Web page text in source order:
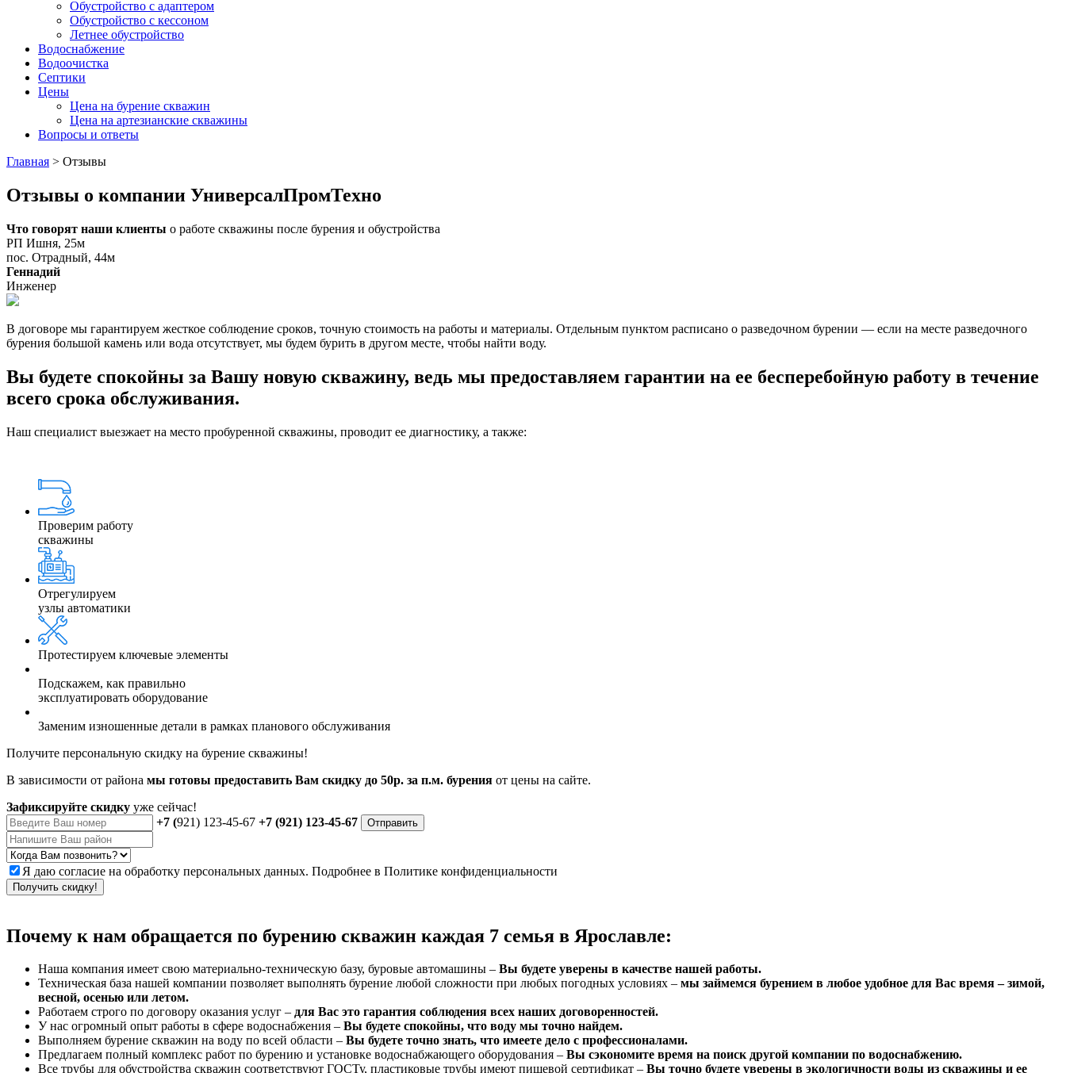
Обустройство с адаптером
Обустройство с кессоном
Летнее обустройство
Водоснабжение
Водоочистка
Септики
Цены
Цена на бурение скважин
Цена на артезианские скважины
Вопросы и ответы
Главная > Отзывы
Отзывы о компании УниверсалПромТехно
Что говорят наши клиенты о работе скважины после бурения и обустройства
РП Ишня, 25м
пос. Отрадный, 44м
Геннадий
Инженер
В договоре мы гарантируем жесткое соблюдение сроков, точную стоимость на работы и материалы. Отдельным пунктом расписано о разведочном бурении — если на месте разведочного
бурения большой камень или вода отсутствует, мы будем бурить в другом месте, чтобы найти воду.
Вы будете спокойны за Вашу новую скважину, ведь мы предоставляем гарантии на ее бесперебойную работу в течение
всего срока обслуживания.
Наш специалист выезжает на место пробуренной скважины, проводит ее диагностику, а также:
Проверим работу
скважины
Отрегулируем
узлы автоматики
Протестируем ключевые элементы
Подскажем, как правильно
эксплуатировать оборудование
Заменим изношенные детали в рамках планового обслуживания
Получите персональную скидку на бурение скважины!
В зависимости от района мы готовы предоставить Вам скидку до 50р. за п.м. бурения от цены на сайте.
Зафиксируйте скидку уже сейчас!
+7 (921) 123-45-67 +7 (921) 123-45-67 Отправить
Я даю согласие на обработку персональных данных. Подробнее в Политике конфиденциальности
Получить скидку!
Почему к нам обращается по бурению скважин каждая 7 семья в Ярославле:
Наша компания имеет свою материально-техническую базу, буровые автомашины – Вы будете уверены в качестве нашей работы.
Техническая база нашей компании позволяет выполнять бурение любой сложности при любых погодных условиях – мы займемся бурением в любое удобное для Вас время – зимой,
весной, осенью или летом.
Работаем строго по договору оказания услуг – для Вас это гарантия соблюдения всех наших договоренностей.
У нас огромный опыт работы в сфере водоснабжения – Вы будете спокойны, что воду мы точно найдем.
Выполняем бурение скважин на воду по всей области – Вы будете точно знать, что имеете дело с профессионалами.
Предлагаем полный комплекс работ по бурению и установке водоснабжающего оборудования – Вы сэкономите время на поиск другой компании по водоснабжению.
Все трубы для обустройства скважин соответствуют ГОСТу, пластиковые трубы имеют пищевой сертификат – Вы точно будете уверены в экологичности воды из скважины и ее